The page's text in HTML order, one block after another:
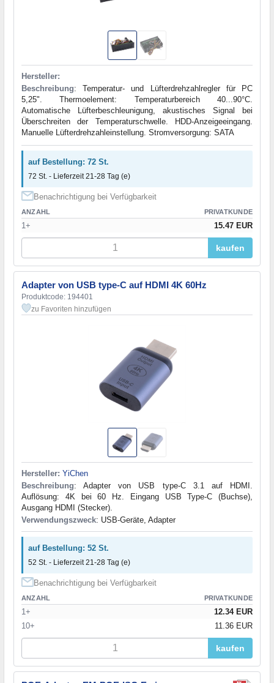
Hersteller:
Beschreibung: Temperatur- und Lüfterdrehzahlregler für PC
5,25". Thermoelement: Temperaturbereich 40...90°C.
Automatische Lüfterbeschleunigung, akustisches Signal bei
Überschreiten der Temperaturschwelle. HDD-Anzeigeeingang.
Manuelle Lüfterdrehzahleinstellung. Stromversorgung: SATA
auf Bestellung: 72 St.
72 St. - Lieferzeit 21-28 Tag (e)
Benachrichtigung bei Verfügbarkeit
ANZAHL PRIVATKUNDE
1+ 15.47 EUR
kaufen
Adapter von USB type-С auf HDMI 4K 60Hz
Produktcode: 194401
zu Favoriten hinzufügen
Hersteller: YiChen
Beschreibung: Adapter von USB type-C 3.1 auf HDMI.
Auflösung: 4K bei 60 Hz. Eingang USB Type-C (Buchse),
Ausgang HDMI (Stecker).
Verwendungszweck: USB-Geräte, Adapter
auf Bestellung: 52 St.
52 St. - Lieferzeit 21-28 Tag (e)
Benachrichtigung bei Verfügbarkeit
ANZAHL PRIVATKUNDE
1+
12.34 EUR
10+
11.36 EUR
kaufen